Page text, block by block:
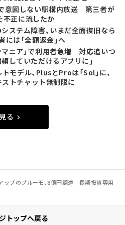
で意図しない駅構内放送 第三者が
正に流したか
ステム障害、いまだ全面復旧なら
は「全額返金」へ
マニア」で利用者急増 対応追いつ
していただけるアプリに」
モデル、PlusとProは「Sol」に、
ストチャット無制限に
る
ップのブルーモ、8億円調達 長期投資専用
トップへ戻る